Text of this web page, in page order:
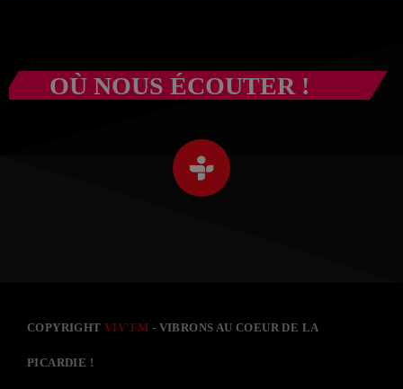
OÙ NOUS ÉCOUTER !
COPYRIGHTVIV'FM - VIBRONS AU COEUR DE LA
PICARDIE !